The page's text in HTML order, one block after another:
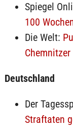
Spiegel
100
Die Welt:
Deutschland
Der
Straftaten